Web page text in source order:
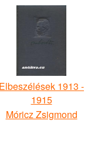
Elbeszélések 1913 -
1915
Móricz Zsigmond